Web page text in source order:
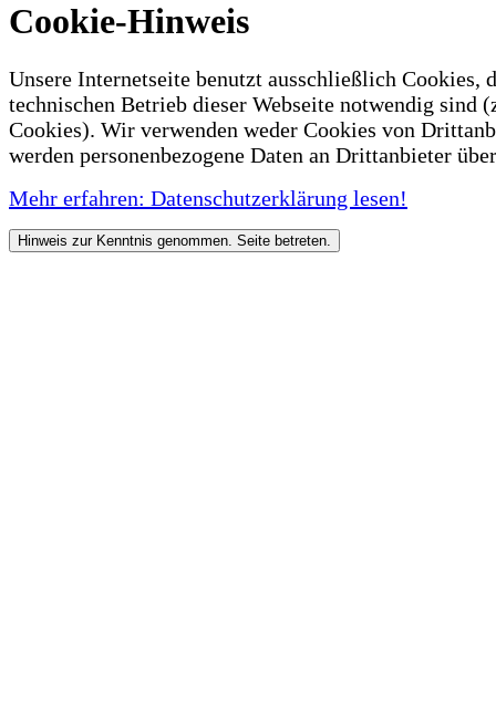
Cookie-Hinweis
Unsere Internetseite benutzt ausschließlich Cookies,
technischen Betrieb dieser Webseite notwendig sind
Cookies). Wir verwenden weder Cookies von
werden personenbezogene Daten an Drittanbieter
Mehr erfahren: Datenschutzerklärung lesen!
Hinweis zur Kenntnis genommen. Seite betreten.